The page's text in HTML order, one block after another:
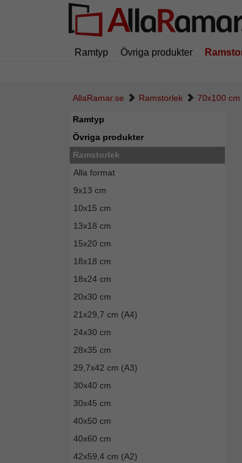
Ramtyp Övriga produkter
AllaRamar.se Ramstorlek 70x100 cm
Ramtyp
Övriga produkter
Ramstorlek
Alla format
9x13 cm
10x15 cm
13x18 cm
15x20 cm
18x18 cm
18x24 cm
20x30 cm
21x29,7 cm (A4)
24x30 cm
28x35 cm
29,7x42 cm (A3)
30x40 cm
30x45 cm
40x50 cm
40x60 cm
42x59,4 cm (A2)